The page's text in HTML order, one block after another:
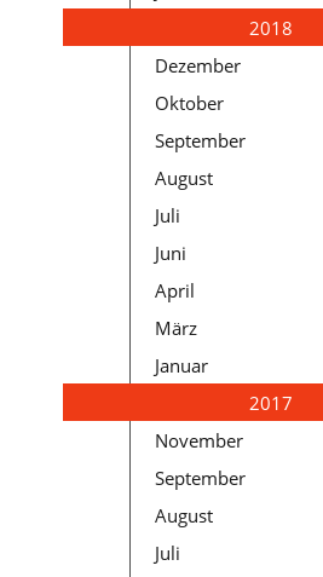
2018
Dezember
Oktober
September
August
Juli
Juni
April
März
Januar
2017
November
September
August
Juli